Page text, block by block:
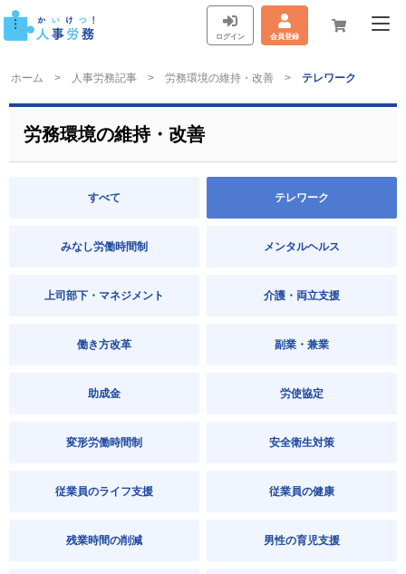
ログイン 会員登録
ホーム 人事労務記事 労務環境の維持・改善 テレワーク
労務環境の維持・改善
すべて テレワーク
みなし労働時間制 メンタルヘルス
上司部下・マネジメント 介護・両立支援
働き方改革 副業・兼業
助成金 労使協定
変形労働時間制 安全衛生対策
従業員のライフ支援 従業員の健康
残業時間の削減 男性の育児支援